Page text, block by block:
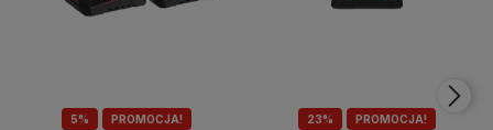
5% PROMOCJA! 23% PROMOCJA!